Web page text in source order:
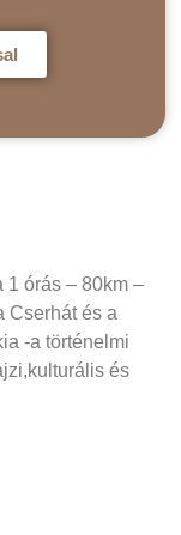
1 órás – 80km –
Cserhát és a
-a történelmi
és